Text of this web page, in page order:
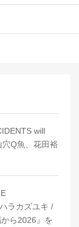
will
Q魚、花田裕
ラカズユキ /
ら2026』を